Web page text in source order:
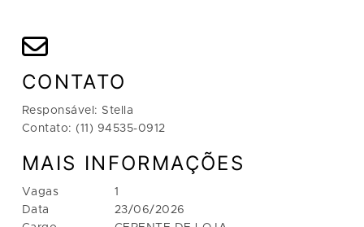
CONTATO
Responsável: Stella
Contato: (11) 94535-0912
MAIS INFORMAÇÕES
Vagas
Data
1
23/06/2026